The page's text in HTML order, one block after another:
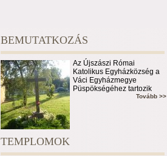
BEMUTATKOZÁS
Az Újszászi Római
Katolikus Egyházközség a
Váci Egyházmegye
Püspökségéhez tartozik
Tovább >>
TEMPLOMOK